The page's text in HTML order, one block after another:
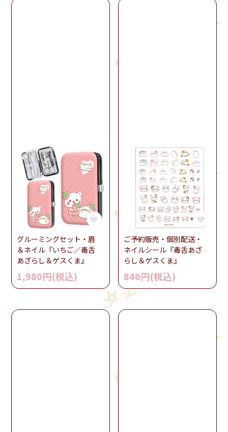
グルーミングセット・眉
＆ネイル『いちご／毒舌
あざらし＆ゲスくま』
1,980円(税込)
ご予約販売・個別配送・
ネイルシール『毒舌あざ
らし＆ゲスくま』
840円(税込)